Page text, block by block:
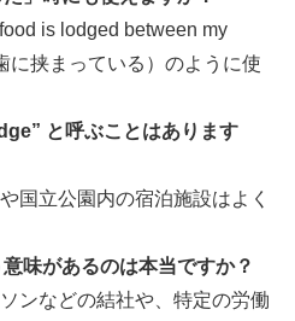
is lodged between my
に挟まっている）のように使
と呼ぶことはあります
国立公園内の宿泊施設はよく
味があるのは本当ですか？
ンなどの結社や、特定の労働